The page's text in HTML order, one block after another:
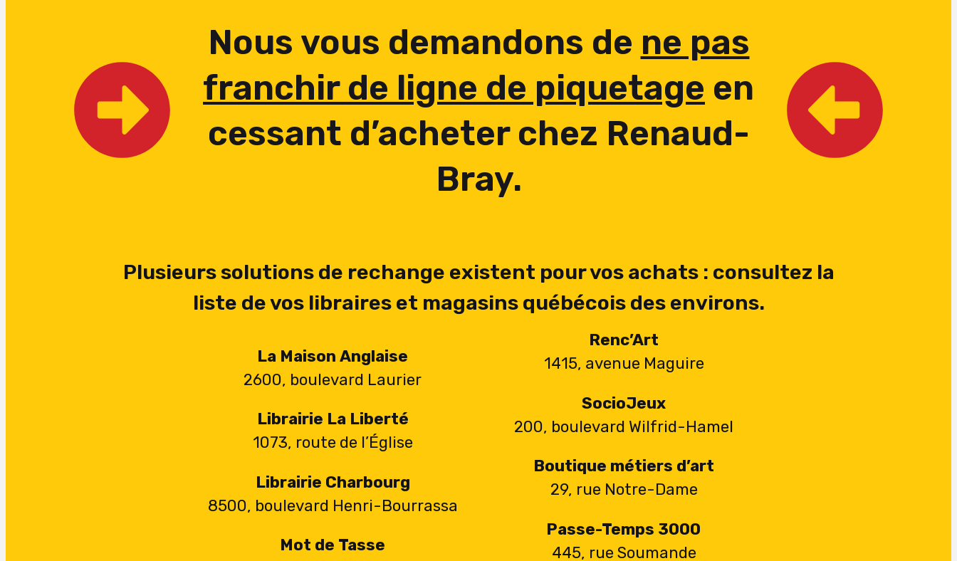
Nous vous demandons de ne pas
franchir de ligne de piquetage en
cessant d’acheter chez Renaud-
Bray.
Plusieurs solutions de rechange existent pour vos achats : consultez la
liste de vos libraires et magasins québécois des environs.
La Maison Anglaise
2600, boulevard Laurier
Librairie La Liberté
1073, route de l’Église
Librairie Charbourg
8500, boulevard Henri-Bourrassa
Mot de Tasse
Renc’Art
1415, avenue Maguire
SocioJeux
200, boulevard Wilfrid-Hamel
Boutique métiers d’art
29, rue Notre-Dame
Passe-Temps 3000
445, rue Soumande